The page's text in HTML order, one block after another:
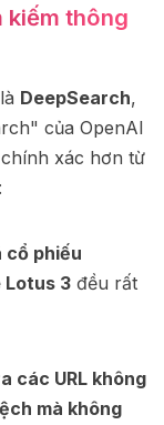
kiếm thông
DeepSearch,
của OpenAI
xác hơn từ
cổ phiếu
Lotus 3 đều rất
các URL không
mà không